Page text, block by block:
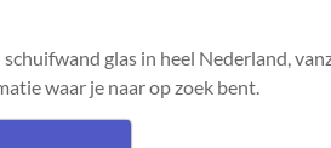
glas in heel Nederland,
waar je naar op zoek bent.